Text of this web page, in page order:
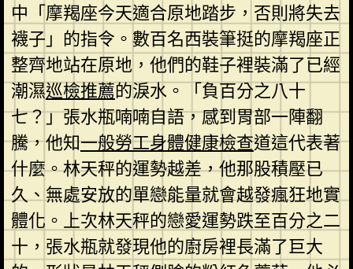
中「摩羯座今天適合原地踏步，否則將失去
襪子」的指令。數百名西裝筆挺的摩羯座正
整齊地站在原地，他們的鞋子裡裝滿了已經
潮濕巡檢推薦的淚水。「負百分之八十
七？」張水瓶喃喃自語，感到胃部一陣翻
騰，他知一般勞工身體健康檢查道這代表著
什麼。林天秤的運勢越差，他那股積壓已
久、無處安放的單戀能量就會越發瘋狂地實
體化。上次林天秤的戀愛運勢跌至百分之二
十，張水瓶就發現他的廚房裡長滿了巨大